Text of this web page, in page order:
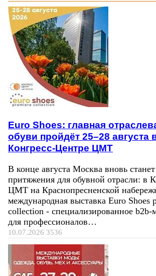
Euro Shoes: главная
обуви пройдёт 25–28 августа
Конгресс‑Центре ЦМТ
В конце августа Москва вновь
притяжения для обувной отрасли: в
ЦМТ на Краснопресненской
международная выставка Euro Shoes
collection - специализированное b2b-
для профессионалов…
10.07.2026 3536